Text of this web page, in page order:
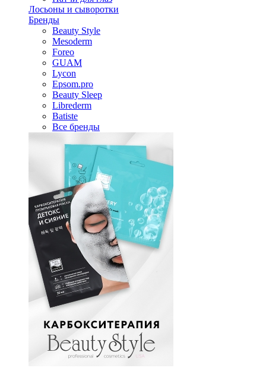
Лосьоны и сыворотки
Бренды
Beauty Style
Mesoderm
Foreo
GUAM
Lycon
Epsom.pro
Beauty Sleep
Librederm
Batiste
Все бренды